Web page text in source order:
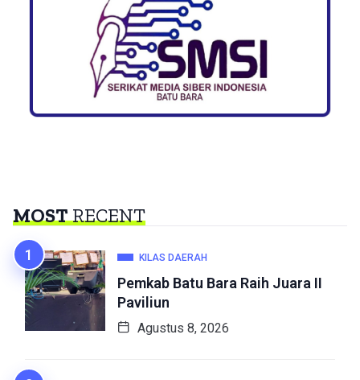
MOSTRECENT
KILAS DAERAH
Pemkab Batu Bara Raih Juara II
Paviliun
Agustus 8, 2026